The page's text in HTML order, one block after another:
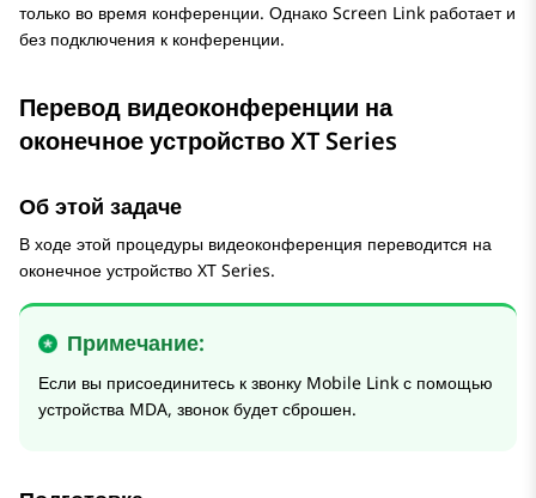
только во время конференции. Однако Screen Link работает и
без подключения к конференции.
Перевод видеоконференции на
оконечное устройство XT Series
Об этой задаче
В ходе этой процедуры видеоконференция переводится на
оконечное устройство XT Series.
Примечание:
Если вы присоединитесь к звонку Mobile Link с помощью
устройства MDA, звонок будет сброшен.